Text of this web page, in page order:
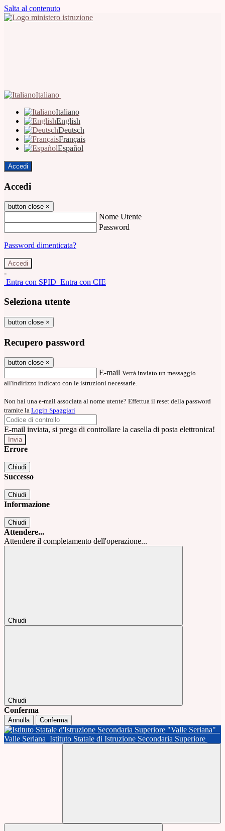
Salta al contenuto
Italiano
Italiano
English
Deutsch
Français
Español
Accedi
Accedi
button close ×
Nome Utente
Password
Password dimenticata?
-
Entra con SPID Entra con CIE
Seleziona utente
button close ×
Recupero password
button close ×
E-mail Verrà inviato un messaggio
all'indirizzo indicato con le istruzioni necessarie.
Non hai una e-mail associata al nome utente? Effettua il reset della password
tramite la Login Spaggiari
E-mail inviata, si prega di controllare la casella di posta elettronica!
Errore
Chiudi
Successo
Chiudi
Informazione
Chiudi
Attendere...
Attendere il completamento dell'operazione...
Chiudi
Chiudi
Conferma
Annulla Conferma
Valle Seriana Istituto Statale di Istruzione Secondaria Superiore